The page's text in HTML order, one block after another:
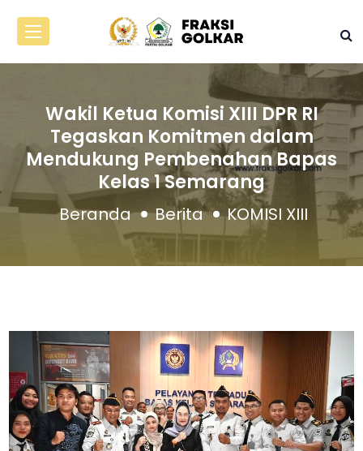
Wakil Ketua Komisi XIII DPR RI
Tegaskan Komitmen dalam
Mendukung Pembenahan Bapas
Kelas 1 Semarang
Beranda Berita KOMISI XIII